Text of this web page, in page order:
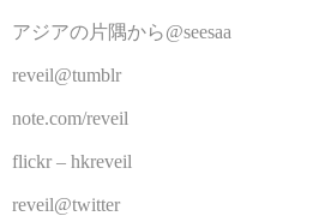
アジアの片隅から@seesaa
reveil@tumblr
note.com/reveil
flickr – hkreveil
reveil@twitter